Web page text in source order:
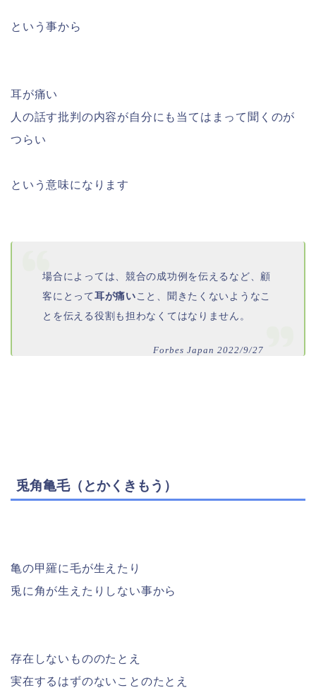
という事から
耳が痛い
人の話す批判の内容が自分にも当てはまって聞くのが
つらい
という意味になります
場合によっては、競合の成功例を伝えるなど、顧
客にとって耳が痛いこと、聞きたくないようなこ
とを伝える役割も担わなくてはなりません。
Forbes Japan 2022/9/27
兎角亀毛（とかくきもう）
亀の甲羅に毛が生えたり
兎に角が生えたりしない事から
存在しないもののたとえ
実在するはずのないことのたとえ